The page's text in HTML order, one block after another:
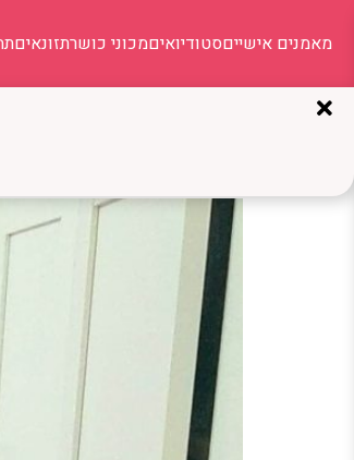
מאמנים אישייםסטודיואיםמכוני כושרתזונאים
ליאור שבתאי: